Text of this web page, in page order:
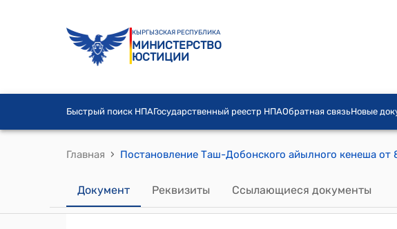
КЫРГЫЗСКАЯ РЕСПУБЛИКА
МИНИСТЕРСТВО
ЮСТИЦИИ
Быстрый поиск НПАГосударственный реестр НПАОбратная связьНовые
Главная ›
Документ Реквизиты Ссылающиеся документы